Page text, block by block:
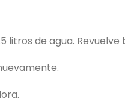
litros de agua. Revuelve